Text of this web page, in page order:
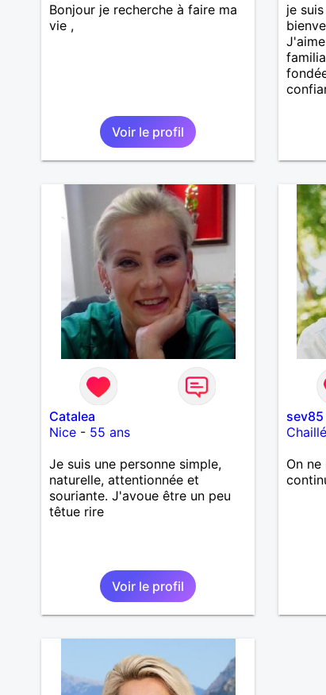
Bonjour je recherche à faire ma
vie ,
Voir le profil
je
Catalea
Nice- 55 ans
Je suis une personne simple,
naturelle, attentionnée et
souriante. J'avoue être un peu
têtue rire
Voir le profil
sev85
On